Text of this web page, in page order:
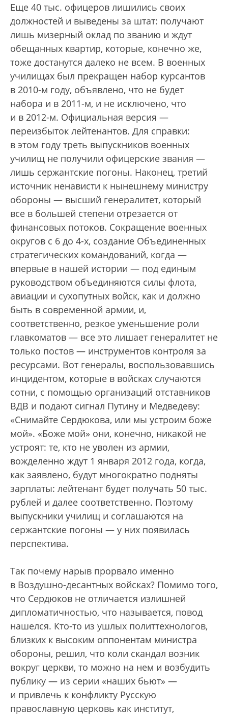
Еще 40 тыс. офицеров лишились своих
должностей и выведены за штат: получают
лишь мизерный оклад по званию и ждут
обещанных квартир, которые, конечно же,
тоже достанутся далеко не всем. В военных
учи­лищах был прекращен набор курсантов
в 2010-м году, объявлено, что не будет
набора и в 2011-м, и не исключено, что
и в 2012-м. Официальная версия —
переизбыток лейтенантов. Для справки:
в этом году треть выпускников военных
училищ не получили офицерские звания —
лишь сержантские погоны. Наконец, третий
источник ненависти к нынешнему министру
обороны — высший генералитет, который
все в большей степени отрезается от
финансовых потоков. Сокращение военных
округов с 6 до 4-х, создание Объединенных
стратегических командований, когда —
впервые в нашей истории — под единым
руководством объединяются силы флота,
авиации и сухопутных войск, как и должно
быть в современной армии, и,
соответственно, резкое уменьшение роли
главкоматов — все это лишает генералитет не
только постов — инструментов контроля за
ресурсами. Вот генералы, воспользовавшись
инцидентом, которые в войсках случаются
сотни, с помощью организаций отставников
ВДВ и подают сигнал Путину и Медведеву:
«Снимайте Сердюкова, или мы устроим боже
мой». «Боже мой» они, конечно, никакой не
устроят: те, кто не уволен из армии,
вожделенно ждут 1 января 2012 года, когда,
как заявлено, будут многократно подняты
зарплаты: лейтенант будет получать 50 тыс.
рублей и далее соответственно. Поэтому
выпускники училищ и соглашаются на
сержантские погоны — у них появилась
перспектива.
Так почему нарыв прорвало именно
в Воздушно-десантных войсках? Помимо того,
что Сердюков не отличается излишней
дипломатичностью, что называется, повод
нашелся. Кто-то из ушлых политтехнологов,
близких к высоким оппонентам министра
обороны, решил, что коли скандал возник
вокруг церкви, то можно на нем и возбудить
публику — из серии «наших бьют» —
и привлечь к конфликту Русскую
православную церковь как институт,